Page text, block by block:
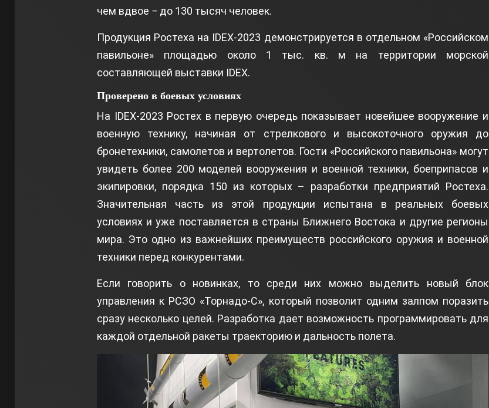
чем вдвое − до 130 тысяч человек.
Продукция Ростеха на IDEХ-2023 демонстрируется в отдельном «Российском
павильоне» площадью около 1 тыс. кв. м на территории морской
составляющей выставки IDEX.
Проверено в боевых условиях
На IDEX-2023 Ростех в первую очередь показывает новейшее вооружение и
военную технику, начиная от стрелкового и высокоточного оружия до
бронетехники, самолетов и вертолетов. Гости «Российского павильона» могут
увидеть более 200 моделей вооружения и военной техники, боеприпасов и
экипировки, порядка 150 из которых – разработки предприятий Ростеха.
Значительная часть из этой продукции испытана в реальных боевых
условиях и уже поставляется в страны Ближнего Востока и другие регионы
мира. Это одно из важнейших преимуществ российского оружия и военной
техники перед конкурентами.
Если говорить о новинках, то среди них можно выделить новый блок
управления к РСЗО «Торнадо-С», который позволит одним залпом поразить
сразу несколько целей. Разработка дает возможность программировать для
каждой отдельной ракеты траекторию и дальность полета.